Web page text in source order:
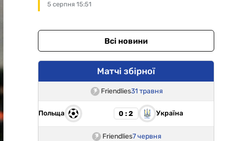
5 серпня 15:51
Всі новини
Матчі збірної
Friendlies31 травня
Польща 0 : 2 Україна
Friendlies7 червня